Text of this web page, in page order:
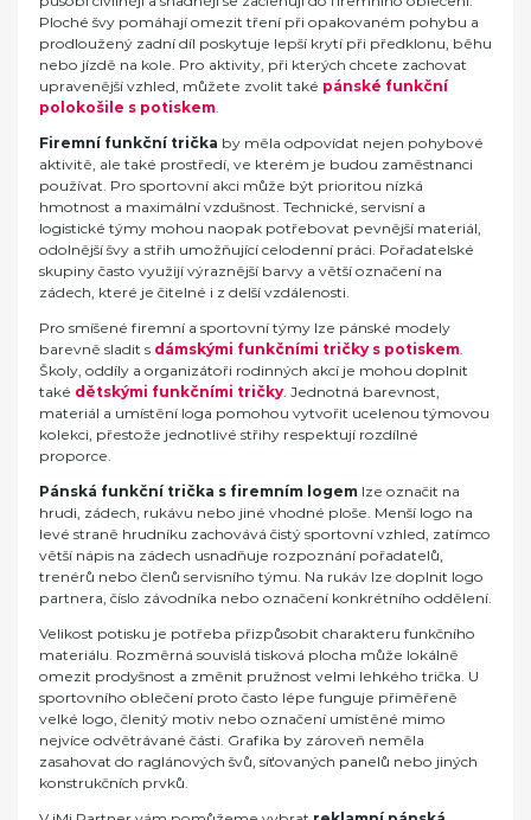
Ploché švy pomáhají omezit tření při opakovaném pohybu a
prodloužený zadní díl poskytuje lepší krytí při předklonu, běhu
nebo jízdě na kole. Pro aktivity, při kterých chcete zachovat
upravenější vzhled, můžete zvolit také pánské funkční
polokošile s potiskem
Firemní funkční trička by měla odpovídat nejen pohybové
aktivitě, ale také prostředí, ve kterém je budou zaměstnanci
používat. Pro sportovní akci může být prioritou nízká
hmotnost a maximální vzdušnost. Technické, servisní a
logistické týmy mohou naopak potřebovat pevnější materiál,
odolnější švy a střih umožňující celodenní práci. Pořadatelské
skupiny často využijí výraznější barvy a větší označení na
zádech, které je čitelné i z delší vzdálenosti.
Pro smíšené firemní a sportovní týmy lze pánské modely
barevně sladit s dámskými funkčními tričky s potiskem
Školy, oddíly a organizátoři rodinných akcí je mohou doplnit
také dětskými funkčními tričky . Jednotná barevnost,
materiál a umístění loga pomohou vytvořit ucelenou týmovou
kolekci, přestože jednotlivé střihy respektují rozdílné
proporce.
Pánská funkční trička s firemním logem lze označit na
hrudi, zádech, rukávu nebo jiné vhodné ploše. Menší logo na
levé straně hrudníku zachovává čistý sportovní vzhled, zatímco
větší nápis na zádech usnadňuje rozpoznání pořadatelů,
trenérů nebo členů servisního týmu. Na rukáv lze doplnit logo
partnera, číslo závodníka nebo označení konkrétního oddělení.
Velikost potisku je potřeba přizpůsobit charakteru funkčního
materiálu. Rozměrná souvislá tisková plocha může lokálně
omezit prodyšnost a změnit pružnost velmi lehkého trička. U
sportovního oblečení proto často lépe funguje přiměřeně
velké logo, členitý motiv nebo označení umístěné mimo
nejvíce odvětrávané části. Grafika by zároveň neměla
zasahovat do raglánových švů, síťovaných panelů nebo jiných
konstrukčních prvků.